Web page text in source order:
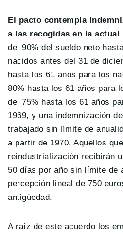
El pacto contempla
a las recogidas en la
del 90% del sueldo neto
nacidos antes del 31 de
hasta los 61 años para los
80% hasta los 61 años para
del 75% hasta los 61 años
1969, y una indemnización
trabajado sin límite de
a partir de 1970. Aquellos
reindustrialización recibirán
50 días por año sin límite de
percepción lineal de 750
antigüedad.
A raíz de este acuerdo los